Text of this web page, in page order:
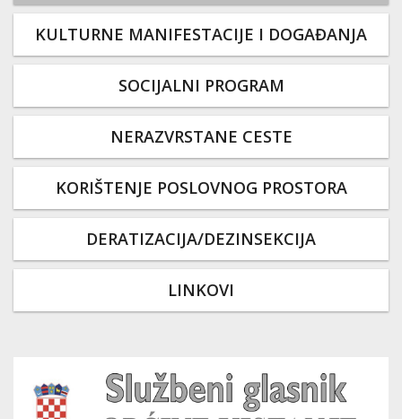
KULTURNE MANIFESTACIJE I DOGAĐANJA
SOCIJALNI PROGRAM
NERAZVRSTANE CESTE
KORIŠTENJE POSLOVNOG PROSTORA
DERATIZACIJA/DEZINSEKCIJA
LINKOVI